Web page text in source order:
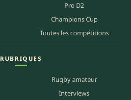
Pro D2
Champions Cup
Toutes les compétitions
RUBRIQUES
Rugby amateur
Interviews